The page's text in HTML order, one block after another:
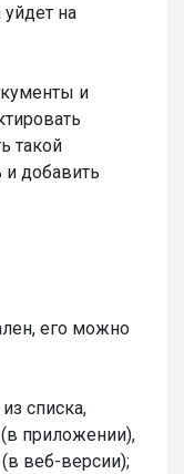
на
и
такой
и добавить
его можно
списка,
приложении),
веб-версии);